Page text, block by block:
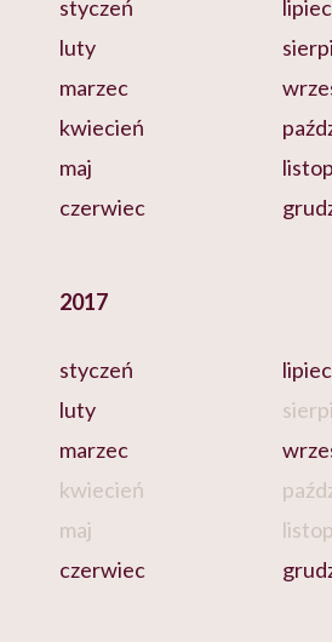
styczeń
luty
marzec
kwiecień
maj
czerwiec
lipiec
2017
styczeń
luty
marzec
kwiecień
maj
czerwiec
lipiec